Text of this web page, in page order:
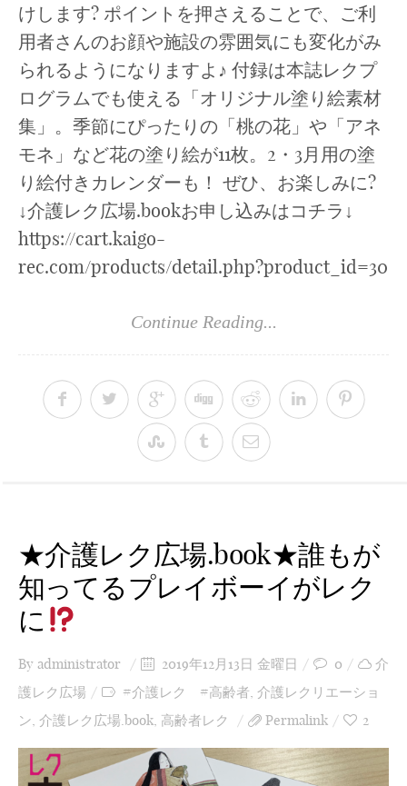
けします? ポイントを押さえることで、ご利
用者さんのお顔や施設の雰囲気にも変化がみ
られるようになりますよ♪ 付録は本誌レクプ
ログラムでも使える「オリジナル塗り絵素材
集」。季節にぴったりの「桃の花」や「アネ
モネ」など花の塗り絵が11枚。2・3月用の塗
り絵付きカレンダーも！ ぜひ、お楽しみに?
↓介護レク広場.bookお申し込みはコチラ↓
https://cart.kaigo-
rec.com/products/detail.php?product_id=30
Continue Reading...
★介護レク広場.book★誰もが
知ってるプレイボーイがレク
に
By administrator 2019年12月13日 金曜日 0
介
護レク広場
#介護レク #高齢者 介護レクリエーショ
ン 介護レク広場.book 高齢者レク Permalink 2